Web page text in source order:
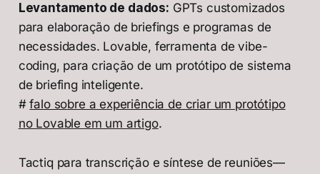
Levantamento de dados: GPTs customizados
para elaboração de briefings e programas de
necessidades. Lovable, ferramenta de vibe-
coding, para criação de um protótipo de sistema
de briefing inteligente.
#falo sobre a experiência de criar um protótipo
no Lovable em um artigo.
Tactiq para transcrição e síntese de reuniões—